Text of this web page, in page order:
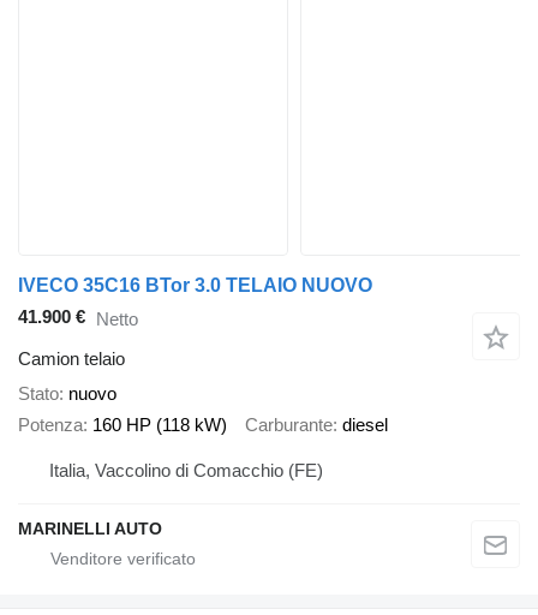
IVECO 35C16 BTor 3.0 TELAIO NUOVO
41.900 € Netto
Camion telaio
Stato nuovo
Potenza 160 HP (118 kW) Carburante diesel
Italia, Vaccolino di Comacchio (FE)
MARINELLI AUTO